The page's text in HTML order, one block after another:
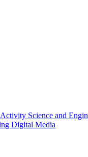
Science and
Digital Media